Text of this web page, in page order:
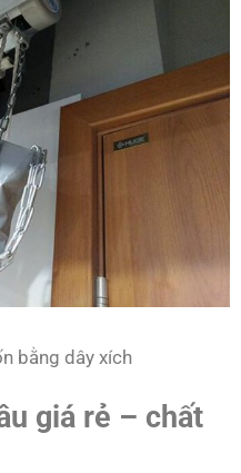
bằng dây xích
giá rẻ – chất